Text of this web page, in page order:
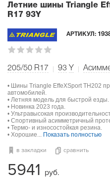
Летние шины Triangle
R17 93Y
АРТИКУЛ:
205/50 R17 93 Y
• Шины Triangle EffeXSport TH202
автомобилей.
• Летняя модель для быстрой езды.
• Новинка 2023 года.
• Ультравысокая
• Спортивный асимметричный
• Термо- и износостойкая резина.
• Хорошие... Показать полностью
в закладки сравнить
5941 руб.